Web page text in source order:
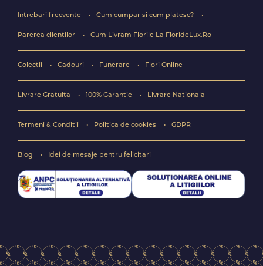
Intrebari frecvente Cum cumpar si cum platesc?
Parerea clientilor Cum Livram Florile La FlorideLux.Ro
Colectii Cadouri Funerare Flori Online
Livrare Gratuita 100% Garantie Livrare Nationala
Termeni & Conditii Politica de cookies GDPR
Blog Idei de mesaje pentru felicitari